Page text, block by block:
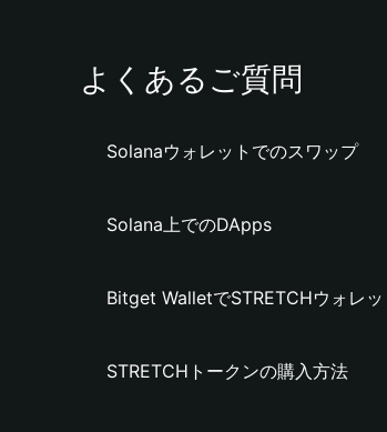
よくあるご質問
Solanaウォレットでのスワップ
Solana上でのDApps
Bitget WalletでSTRETCHウォレ
STRETCHトークンの購入方法